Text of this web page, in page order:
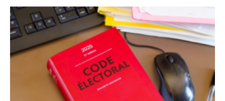
des
étrangers
en
situation
Le
Conseil
d’État
confirme